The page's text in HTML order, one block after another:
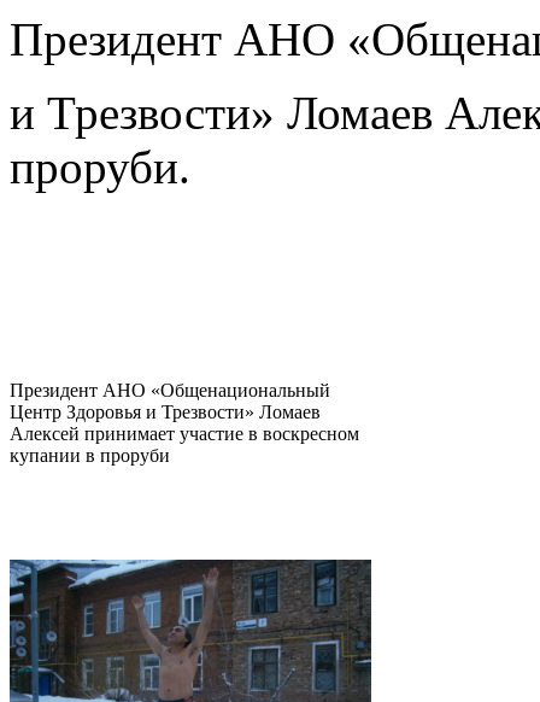
Президент АНО
и Трезвости» Ломаев
проруби.
Президент АНО «Общенациональный
Центр Здоровья и Трезвости» Ломаев
Алексей принимает участие в воскресном
купании в проруби